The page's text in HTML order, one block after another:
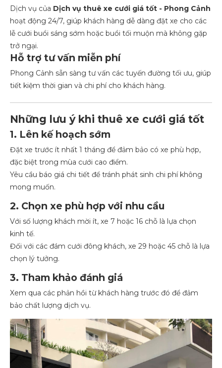
Dịch vụ của Dịch vụ thuê xe cưới giá tốt - Phong Cảnh
hoạt động 24/7, giúp khách hàng dễ dàng đặt xe cho các
lễ cưới buổi sáng sớm hoặc buổi tối muộn mà không gặp
trở ngại.
Hỗ trợ tư vấn miễn phí
Phong Cảnh sẵn sàng tư vấn các tuyến đường tối ưu, giúp
tiết kiệm thời gian và chi phí cho khách hàng.
Những lưu ý khi thuê xe cưới giá tốt
1. Lên kế hoạch sớm
Đặt xe trước ít nhất 1 tháng để đảm bảo có xe phù hợp,
đặc biệt trong mùa cưới cao điểm.
Yêu cầu báo giá chi tiết để tránh phát sinh chi phí không
mong muốn.
2. Chọn xe phù hợp với nhu cầu
Với số lượng khách mời ít, xe 7 hoặc 16 chỗ là lựa chọn
kinh tế.
Đối với các đám cưới đông khách, xe 29 hoặc 45 chỗ là lựa
chọn lý tưởng.
3. Tham khảo đánh giá
Xem qua các phản hồi từ khách hàng trước đó để đảm
bảo chất lượng dịch vụ.